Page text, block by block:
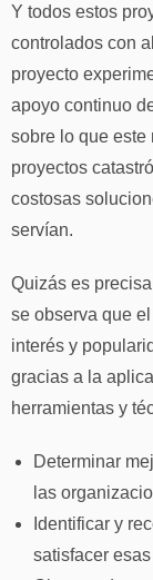
Y todos estos
controlados con
proyecto
apoyo continuo
sobre lo que este
proyectos
costosas
servían.
Quizás es
se observa que
interés y
gracias a la
herramientas y
Determinar
las
Identificar y
satisfacer